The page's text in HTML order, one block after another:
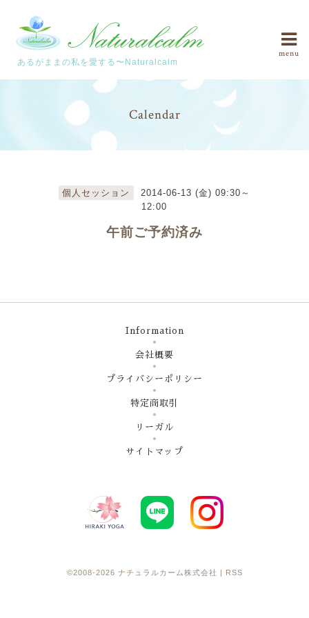
あるがままの私を愛する〜Naturalcalm
menu
Calendar
個人セッション
2014-06-13 (金) 09:30～
12:00
午前ご予約済み
Information
会社概要
プライバシーポリシー
特定商取引
リーガル
サイトマップ
©2008-2026 ナチュラルカーム株式会社 RSS